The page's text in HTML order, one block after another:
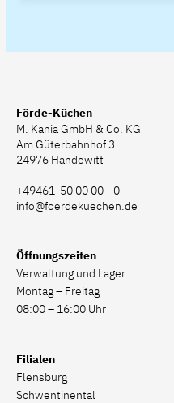
Förde-Küchen
M. Kania GmbH & Co. KG
Am Güterbahnhof 3
24976 Handewitt
+49461-50 00 00 - 0
info@foerdekuechen.de
Öffnungszeiten
Verwaltung und Lager
Montag – Freitag
08:00 – 16:00 Uhr
Filialen
Flensburg
Schwentinental